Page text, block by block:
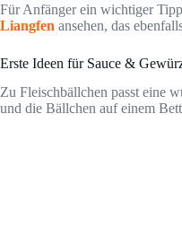
Für Anfänger ein wichtiger
Liangfen ansehen, das
Erste Ideen für Sauce &
Zu Fleischbällchen passt eine
und die Bällchen auf einem